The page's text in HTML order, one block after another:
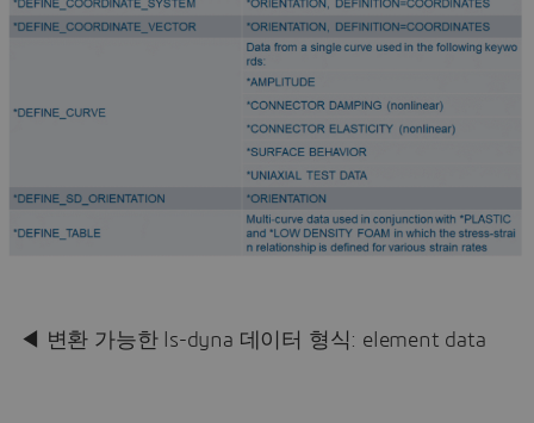
◀ 변환 가능한 ls-dyna 데이터 형식: element data